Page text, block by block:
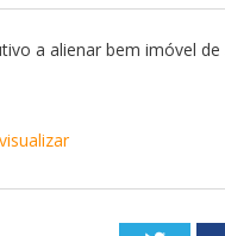
a alienar bem imóvel